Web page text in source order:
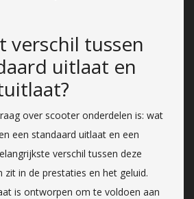
verschil tussen
uitlaat en
over scooter onderdelen is: wat
een standaard uitlaat en een
verschil tussen deze
in de prestaties en het geluid.
is ontworpen om te voldoen aan